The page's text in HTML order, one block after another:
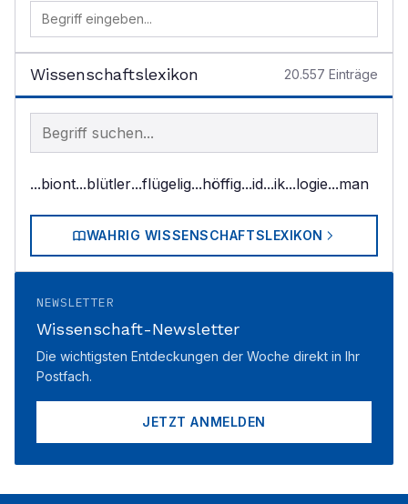
Wissenschaftslexikon 20.557 Einträge
Begriff im Lexikon suchen
...biont...blütler...flügelig...höffig...id...ik...logie...man
WAHRIG WISSENSCHAFTSLEXIKON
NEWSLETTER
Wissenschaft-Newsletter
Die wichtigsten Entdeckungen der Woche direkt in Ihr
Postfach.
JETZT ANMELDEN